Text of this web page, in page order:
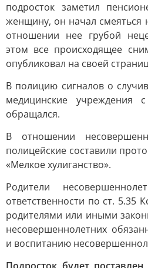
подросток заметил
женщину, он начал смеяться
отношении нее грубой
этом все происходящее
опубликовал на своей
В полицию сигналов о
медицинские учреждения
обращался.
В отношении
полицейские составили
«Мелкое хулиганство».
Родители
ответственности по ст. 5.35
родителями или иными
несовершеннолетних
и воспитанию